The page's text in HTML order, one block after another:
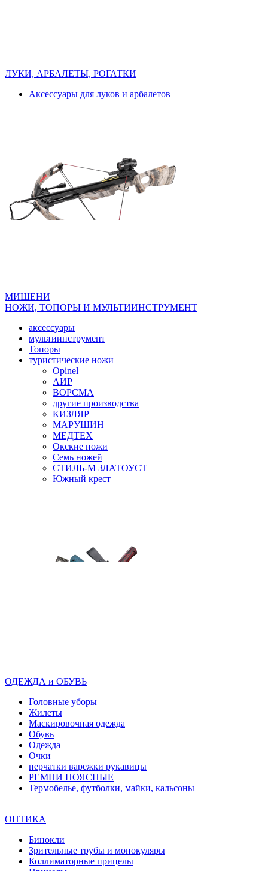
ЛУКИ, АРБАЛЕТЫ, РОГАТКИ
Аксессуары для луков и арбалетов
МИШЕНИ
НОЖИ, ТОПОРЫ И МУЛЬТИИНСТРУМЕНТ
аксессуары
мультиинструмент
Топоры
туристические ножи
Opinel
АИР
ВОРСМА
другие производства
КИЗЛЯР
МАРУШИН
МЕДТЕХ
Окские ножи
Семь ножей
СТИЛЬ-М ЗЛАТОУСТ
Южный крест
ОДЕЖДА и ОБУВЬ
Головные уборы
Жилеты
Маскировочная одежда
Обувь
Одежда
Очки
перчатки варежки рукавицы
РЕМНИ ПОЯСНЫЕ
Термобелье, футболки, майки, кальсоны
ОПТИКА
Бинокли
Зрительные трубы и монокуляры
Коллиматорные прицелы